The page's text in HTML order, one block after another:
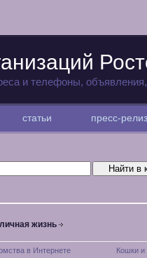
и телефоны,
статьи пресс-
жизнь
в Интернете
Кошки и